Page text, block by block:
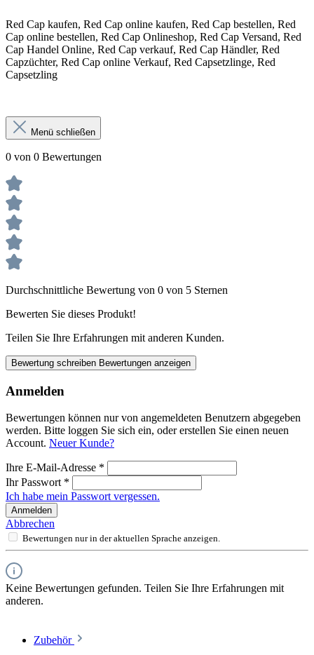
Red Cap kaufen, Red Cap online kaufen, Red Cap bestellen, Red
Cap online bestellen, Red Cap Onlineshop, Red Cap Versand, Red
Cap Handel Online, Red Cap verkauf, Red Cap Händler, Red
Capzüchter, Red Cap online Verkauf, Red Capsetzlinge, Red
Capsetzling
Menü schließen
0 von 0 Bewertungen
Durchschnittliche Bewertung von 0 von 5 Sternen
Bewerten Sie dieses Produkt!
Teilen Sie Ihre Erfahrungen mit anderen Kunden.
Bewertung schreiben Bewertungen anzeigen
Anmelden
Bewertungen können nur von angemeldeten Benutzern abgegeben
werden. Bitte loggen Sie sich ein, oder erstellen Sie einen neuen
Account. Neuer Kunde?
Ihre E-Mail-Adresse *
Ihr Passwort *
Ich habe mein Passwort vergessen.
Anmelden
Abbrechen
Bewertungen nur in der aktuellen Sprache anzeigen.
Keine Bewertungen gefunden. Teilen Sie Ihre Erfahrungen mit
anderen.
Zubehör